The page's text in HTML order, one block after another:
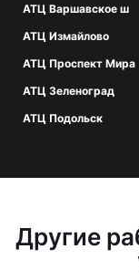
АТЦ Варшавское ш
АТЦ Измайлово
АТЦ Проспект Мира
АТЦ Зеленоград
АТЦ Подольск
Другие